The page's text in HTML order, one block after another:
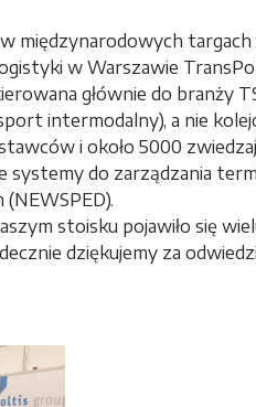
międzynarodowych targach
w Warszawie
głównie do branży
intermodalny), a nie
i około 5000
systemy do zarządzania
stoisku pojawiło się
dziękujemy za